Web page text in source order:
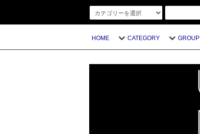
HOME CATEGORY GROUP